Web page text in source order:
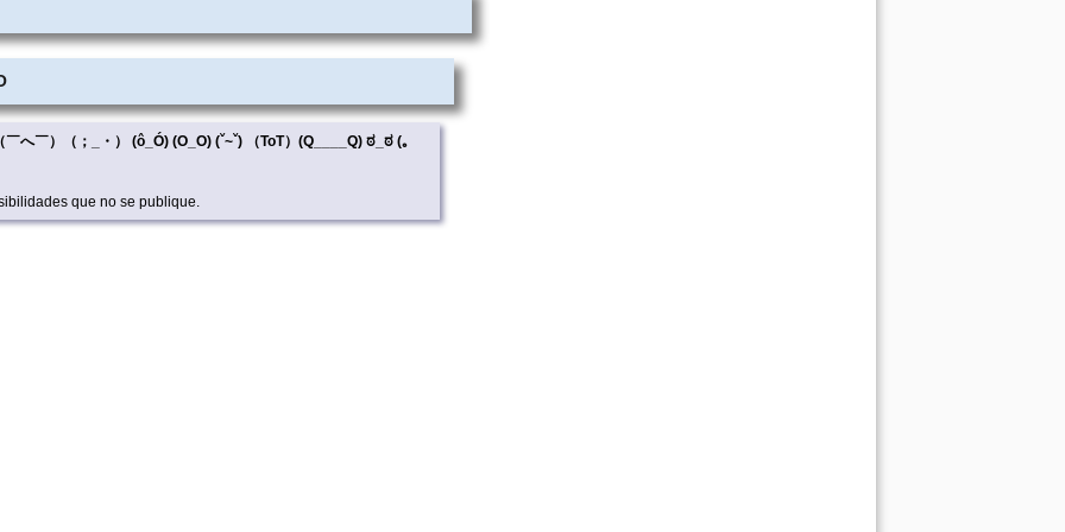
へ￣）（；_・） (ô_Ó) (O_O) (ˇ~ˇ) （ToT）(Q____Q) ಠ_ಠ (｡
que no se publique.